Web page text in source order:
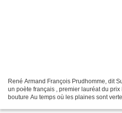
René Armand François Prudhomme, dit
un poète français , premier lauréat du
bouture Au temps où les plaines sont